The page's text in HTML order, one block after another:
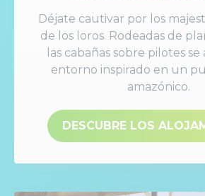
Déjate cautivar por los
de los loros. Rodeadas de
las cabañas sobre pilotes
entorno inspirado en un
amazónico.
DESCUBRE LOS